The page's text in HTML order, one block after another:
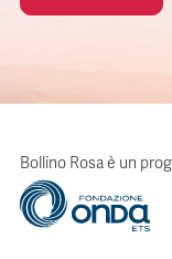
Bollino Rosa è un